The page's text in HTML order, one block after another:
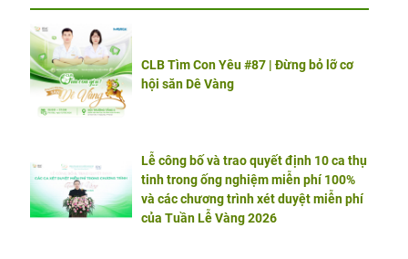
CLB Tìm Con Yêu #87 | Đừng bỏ lỡ cơ
hội săn Dê Vàng
Lễ công bố và trao quyết định 10 ca thụ
tinh trong ống nghiệm miễn phí 100%
và các chương trình xét duyệt miễn phí
của Tuần Lễ Vàng 2026